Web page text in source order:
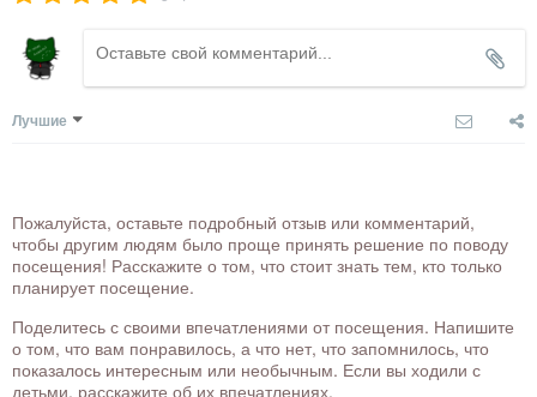
Лучшие
Пожалуйста, оставьте подробный отзыв или комментарий,
чтобы другим людям было проще принять решение по поводу
посещения! Расскажите о том, что стоит знать тем, кто только
планирует посещение.
Поделитесь с своими впечатлениями от посещения. Напишите
о том, что вам понравилось, а что нет, что запомнилось, что
показалось интересным или необычным. Если вы ходили с
детьми, расскажите об их впечатлениях.